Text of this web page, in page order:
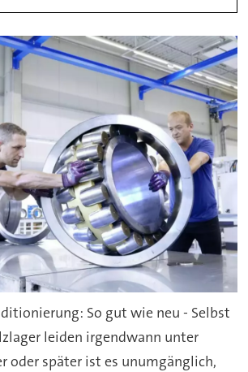
So gut wie neu - Selbst
leiden irgendwann unter
oder später ist es unumgänglich,